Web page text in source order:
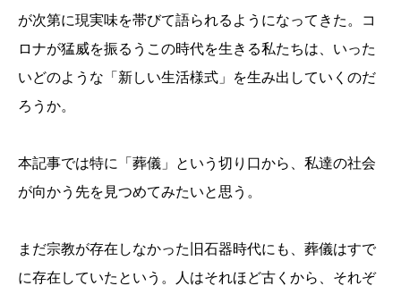
が次第に現実味を帯びて語られるようになってきた。コ
ロナが猛威を振るうこの時代を生きる私たちは、いった
いどのような「新しい生活様式」を生み出していくのだ
ろうか。
本記事では特に「葬儀」という切り口から、私達の社会
が向かう先を見つめてみたいと思う。
まだ宗教が存在しなかった旧石器時代にも、葬儀はすで
に存在していたという。人はそれほど古くから、それぞ